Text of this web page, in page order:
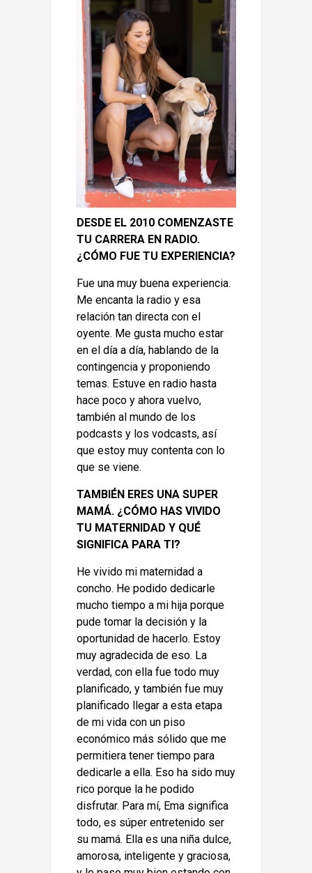
DESDE EL 2010 COMENZASTE
TU CARRERA EN RADIO.
¿CÓMO FUE TU EXPERIENCIA?
Fue una muy buena experiencia.
Me encanta la radio y esa
relación tan directa con el
oyente. Me gusta mucho estar
en el día a día, hablando de la
contingencia y proponiendo
temas. Estuve en radio hasta
hace poco y ahora vuelvo,
también al mundo de los
podcasts y los vodcasts, así
que estoy muy contenta con lo
que se viene.
TAMBIÉN ERES UNA SUPER
MAMÁ. ¿CÓMO HAS VIVIDO
TU MATERNIDAD Y QUÉ
SIGNIFICA PARA TI?
He vivido mi maternidad a
concho. He podido dedicarle
mucho tiempo a mi hija porque
pude tomar la decisión y la
oportunidad de hacerlo. Estoy
muy agradecida de eso. La
verdad, con ella fue todo muy
planificado, y también fue muy
planificado llegar a esta etapa
de mi vida con un piso
económico más sólido que me
permitiera tener tiempo para
dedicarle a ella. Eso ha sido muy
rico porque la he podido
disfrutar. Para mí, Ema significa
todo, es súper entretenido ser
su mamá. Ella es una niña dulce,
amorosa, inteligente y graciosa,